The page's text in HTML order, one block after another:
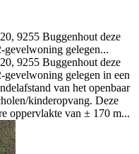
9255 Buggenhout deze
gevelwoning gelegen...
9255 Buggenhout deze
gevelwoning gelegen in een
van het openbaar
kinderopvang. Deze
oppervlakte van ± 170 m...